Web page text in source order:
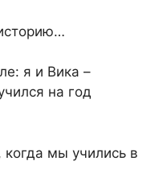
я и Вика –
на год
когда мы учились в